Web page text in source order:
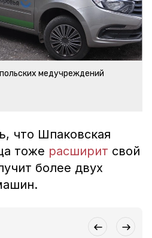
медучреждений
что Шпаковская
тоже расширит свой
более двух